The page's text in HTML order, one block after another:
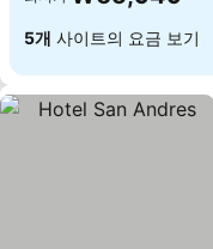
5개 사이트의 요금 보기